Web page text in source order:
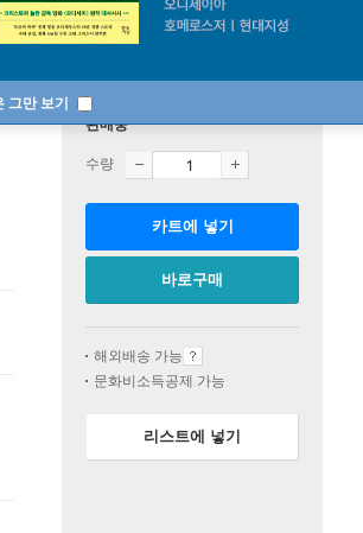
그만 보기
판매중
수량
카트에 넣기
바로구매
해외배송 가능
문화비소득공제 가능
리스트에 넣기